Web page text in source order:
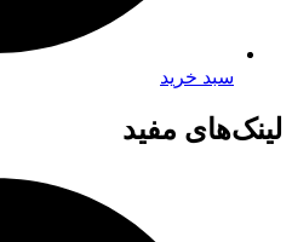
سبد خرید
لینک‌های مفید